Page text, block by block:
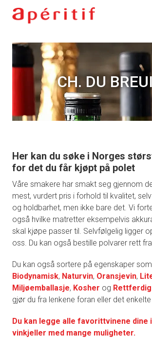
CH. DU
Her kan du søke i Norges
for det du får kjøpt på polet
Våre smakere har smakt seg gjennom
mest, vurdert pris i forhold til kvalitet,
og holdbarhet, men ikke bare det. Vi
også hvilke matretter eksempelvis
skal kjøpe passer til. Selvfølgelig ligger
oss. Du kan også bestille polvarer rett
Du kan også sortere på egenskaper som
Biodynamisk, Naturvin, Oransjevin,
Miljøemballasje, Kosher og
gjør du fra lenkene foran eller det
Du kan legge alle favorittvinene dine
vinkjeller med mange muligheter.